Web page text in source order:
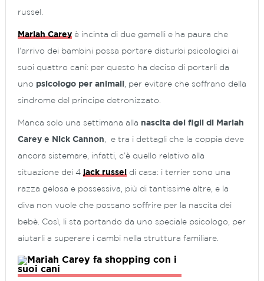
russel.
Mariah Carey è incinta di due gemelli e ha paura che
l’arrivo dei bambini possa portare disturbi psicologici ai
suoi quattro cani: per questo ha deciso di portarli da
uno psicologo per animali , per evitare che soffrano della
sindrome del principe detronizzato.
Manca solo una settimana alla nascita dei figli di Mariah
Carey e Nick Cannon , e tra i dettagli che la coppia deve
ancora sistemare, infatti, c’è quello relativo alla
situazione dei 4 jack russel di casa: i terrier sono una
razza gelosa e possessiva, più di tantissime altre, e la
diva non vuole che possano soffrire per la nascita dei
bebè. Così, li sta portando da uno speciale psicologo, per
aiutarli a superare i cambi nella struttura familiare.